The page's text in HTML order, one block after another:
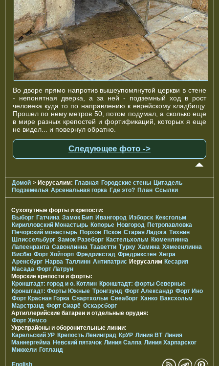
Во дворе прямо напротив вышеупомянутой церкви в стене
- непонятная дверка, а за ней - подземный ход в рост
человека куда то по направлению к еврейскому кладбищу.
Прошел по нему метров 50, потом подумал, а сколько еще
в мире разных крепостей и фортификаций, которых я еще
не видел... и повернул обратно.
Следующее фото ->
Домой > Иерусалим: Главная Городские стены Цитадель
Подземелья Арсенальная горка Где это? План Ссылки
Сухопутные форты и крепости:
Выборг Гатчина Замок Бип Ивангород Изборск Кексгольм
Кирилловский Монастырь Копорье Новгород Петропавловка
Печорcкий монастырь Порхов Псков Старая Ладога Тихвин
Шлиссельбург Замок Разеборг Кастельхольм Кюменлинна
Лапеенранта Савонлинна Тааветти Турку Хамина Хямеенлинна
Висбю Форт Хойторп Фредрикстад Фредрикстен Хегра
Аренсбург Нарва Таллинн Антипатрис Иерусалим Кесария
Масада Форт Латрун
Морские крепости и форты:
Кронштадт: город и о. Котлин Кронштадт: форты Северные
Кронштадт: Форты Южные Тронгзунд Форт Александр Форт Ино
Форт Красная Горка Свартхольм Свеаборг Ханко Ваксхольм
Марстранд Форт Сиарё Оскарсборг
Артиллерийские батареи и отдельные орудия:
Форт Хёмсо
Укрепрайоны и оборонительные линии:
Карельский УР Крепость Ленинград КрУР Линия ВТ Линия
Маннергейма Невский пятачок Линия Салпа Линия Харпарског
Миккели Готланд